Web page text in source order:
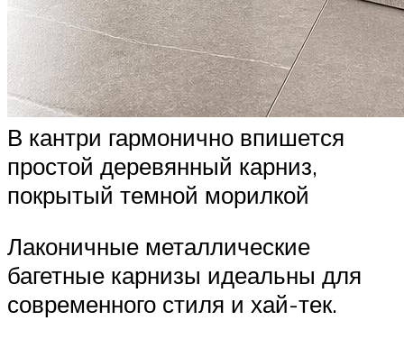
В кантри гармонично впишется
простой деревянный карниз,
покрытый темной морилкой
Лаконичные металлические
багетные карнизы идеальны для
современного стиля и хай-тек.